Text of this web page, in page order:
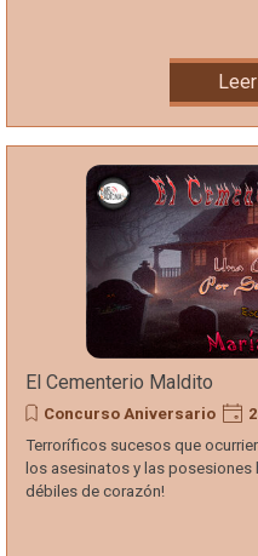
El Cementerio Maldito
Concurso Aniversario
Terroríficos sucesos que
los asesinatos y las posesiones
débiles de corazón!